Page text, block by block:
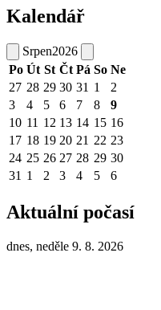
Kalendář
Srpen2026
Po Út St Čt Pá So Ne
27 28 29 30 31 1
2
3
4 5 6 7 8
9
10 11 12 13 14 15 16
17 18 19 20 21 22 23
24 25 26 27 28 29 30
31 1 2 3 4 5 6
Aktuální počasí
dnes, neděle 9. 8. 2026